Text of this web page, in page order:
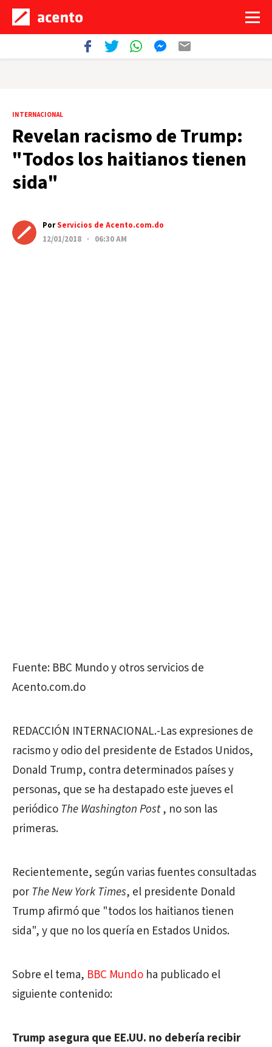
INTERNACIONAL
Revelan racismo de Trump:
"Todos los haitianos tienen
sida"
PorServicios de Acento.com.do
12/01/2018 · 06:30 AM
Fuente: BBC Mundo y otros servicios de
Acento.com.do
REDACCIÓN INTERNACIONAL.-Las expresiones de
racismo y odio del presidente de Estados Unidos,
Donald Trump, contra determinados países y
personas, que se ha destapado este jueves el
periódico The Washington Post, no son las
primeras.
Recientemente, según varias fuentes consultadas
por The New York Times, el presidente Donald
Trump afirmó que "todos los haitianos tienen
sida", y que no los quería en Estados Unidos.
Sobre el tema, BBC Mundo ha publicado el
siguiente contenido:
Trump asegura que EE.UU. no debería recibir